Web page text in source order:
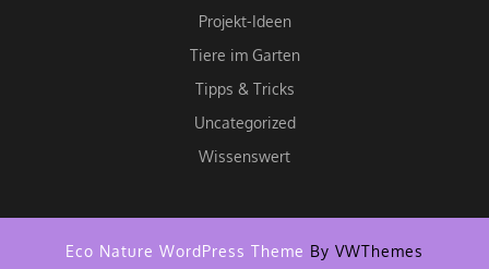
Projekt-Ideen
Tiere im Garten
Tipps & Tricks
Uncategorized
Wissenswert
Eco Nature WordPress Theme By VWThemes